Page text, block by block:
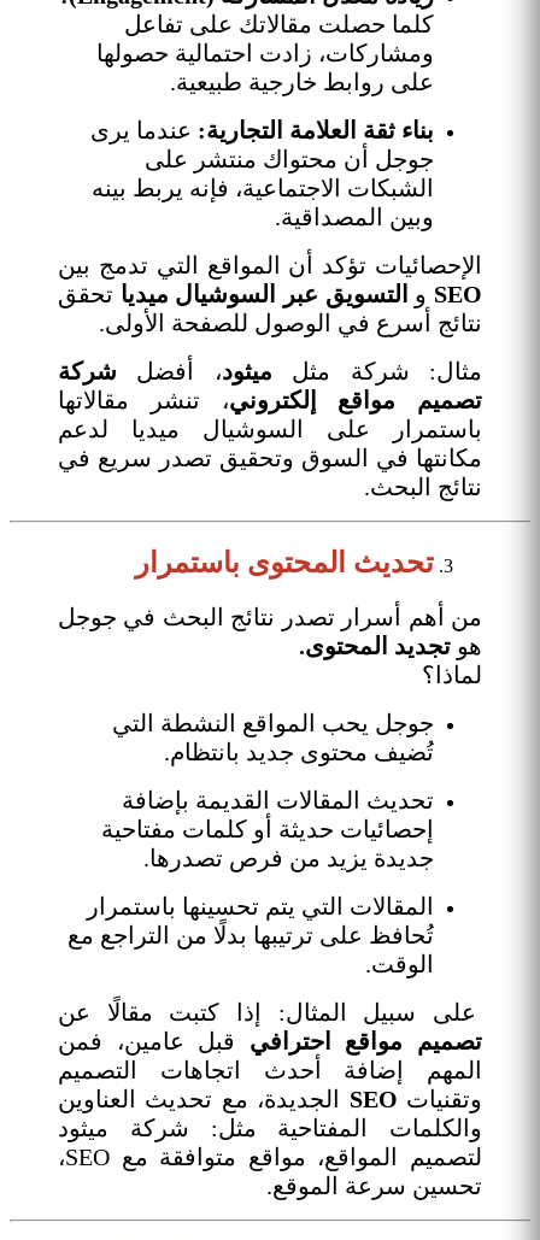
كلما حصلت مقالاتك على تفاعل
ومشاركات، زادت احتمالية حصولها
على روابط خارجية طبيعية.
بناء ثقة العلامة التجارية: عندما يرى
جوجل أن محتواك منتشر على
الشبكات الاجتماعية، فإنه يربط بينه
وبين المصداقية.
الإحصائيات تؤكد أن المواقع التي تدمج بين
SEO و التسويق عبر السوشيال ميديا تحقق
نتائج أسرع في الوصول للصفحة الأولى.
مثال: شركة مثل ميثود، أفضل شركة
تصميم مواقع إلكتروني، تنشر مقالاتها
باستمرار على السوشيال ميديا لدعم
مكانتها في السوق وتحقيق تصدر سريع في
نتائج البحث.
تحديث المحتوى باستمرار
من أهم أسرار تصدر نتائج البحث في جوجل
هو تجديد المحتوى.
لماذا؟
جوجل يحب المواقع النشطة التي
تُضيف محتوى جديد بانتظام.
تحديث المقالات القديمة بإضافة
إحصائيات حديثة أو كلمات مفتاحية
جديدة يزيد من فرص تصدرها.
المقالات التي يتم تحسينها باستمرار
تُحافظ على ترتيبها بدلًا من التراجع مع
الوقت.
على سبيل المثال: إذا كتبت مقالًا عن
تصميم مواقع احترافي قبل عامين، فمن
المهم إضافة أحدث اتجاهات التصميم
وتقنيات SEO الجديدة، مع تحديث العناوين
والكلمات المفتاحية مثل: شركة ميثود
لتصميم المواقع، مواقع متوافقة مع SEO،
تحسين سرعة الموقع.